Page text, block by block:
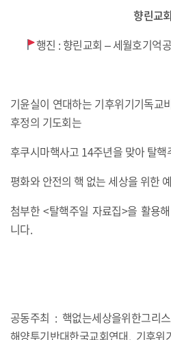
향린교회
행진 : 향린교회 – 세월호기억
기윤실이 연대하는 기후위기기독교
후정의 기도회는
후쿠시마핵사고 14주년을 맞아 탈
평화와 안전의 핵 없는 세상을 위한
첨부한 <탈핵주일 자료집>을 활용
니다.
공동주최 : 핵없는세상을위한그리
해양투기반대한국교회연대, 기후